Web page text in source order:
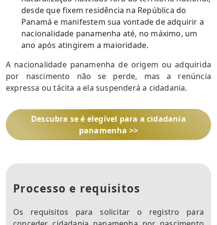
desde que fixem residência na República do
Panamá e manifestem sua vontade de adquirir a
nacionalidade panamenha até, no máximo, um
ano após atingirem a maioridade.
A nacionalidade panamenha de origem ou adquirida
por nascimento não se perde, mas a renúncia
expressa ou tácita a ela suspenderá a cidadania.
Descubra se é elegível para a cidadania
panamenha >>
Processo e requisitos
Os requisitos para solicitar o registro para